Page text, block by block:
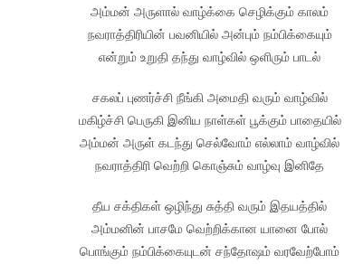
அம்மன் அருளால் வாழ்க்கை செழிக்கும் காலம்
நவராத்திரியின் பவனியில் அன்பும் நம்பிக்கையும்
என்றும் உறுதி தந்து வாழ்வில் ஒளிரும் பாடல்
சகலப் புணர்ச்சி நீங்கி அமைதி வரும் வாழ்வில்
மகிழ்ச்சி பெருகி இனிய நாள்கள் பூக்கும் பாதையில்
அம்மன் அருள் கடந்து செல்வோம் எல்லாம் வாழ்வில்
நவராத்திரி வெற்றி கொஞ்சும் வாழ்வு இனிதே
தீய சக்திகள் ஒழிந்து சுத்தி வரும் இதயத்தில்
அம்மனின் பாசமே வெற்றிக்கான யானை போல்
பொங்கும் நம்பிக்கையுடன் சந்தோஷம் வரவேற்போம்